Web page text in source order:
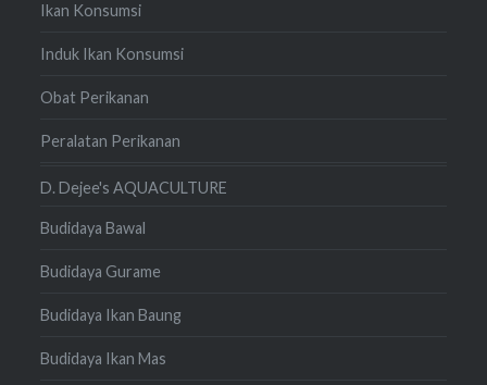
Ikan Konsumsi
Induk Ikan Konsumsi
Obat Perikanan
Peralatan Perikanan
D. Dejee's AQUACULTURE
Budidaya Bawal
Budidaya Gurame
Budidaya Ikan Baung
Budidaya Ikan Mas